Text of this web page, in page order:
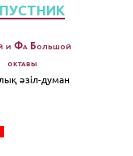
и Фа Большой
октавы
әзiл-думан